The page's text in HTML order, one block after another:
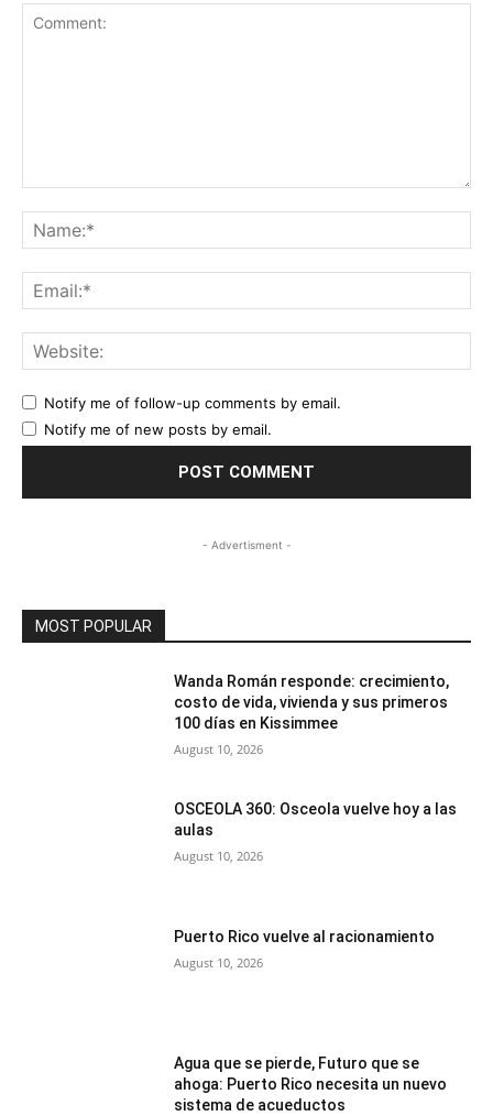
Notify me of follow-up comments by email.
Notify me of new posts by email.
- Advertisment -
MOST POPULAR
Wanda Román responde: crecimiento,
costo de vida, vivienda y sus primeros
100 días en Kissimmee
August 10, 2026
OSCEOLA 360: Osceola vuelve hoy a las
aulas
August 10, 2026
Puerto Rico vuelve al racionamiento
August 10, 2026
Agua que se pierde, Futuro que se
ahoga: Puerto Rico necesita un nuevo
sistema de acueductos